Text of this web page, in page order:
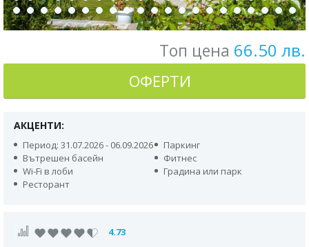
Топ цена 66.50 лв.
ОФЕРТИ
АКЦЕНТИ:
Период: 31.07.2026 - 06.09.2026
Паркинг
Вътрешен басейн
Фитнес
Wi-Fi в лоби
Градина или парк
Ресторант
4.73